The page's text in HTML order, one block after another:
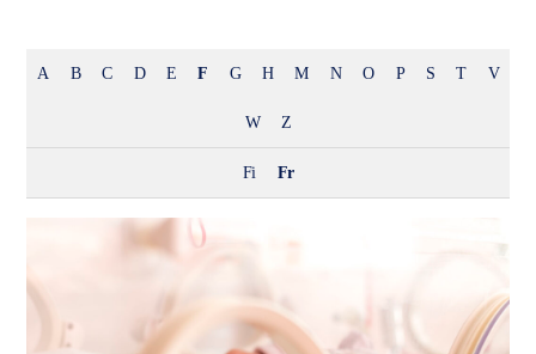
A B C D E F G H M N O P S T V
W Z
Fi Fr